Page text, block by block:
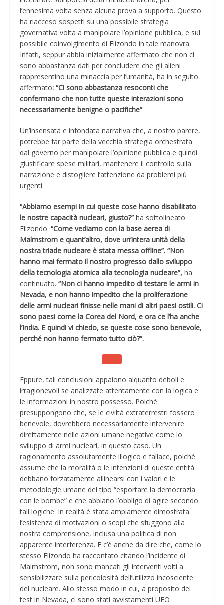
l’ennesima volta senza alcuna prova a supporto. Questo
ha riacceso sospetti su una possibile strategia
governativa volta a manipolare l’opinione pubblica, e sul
possibile coinvolgimento di Elizondo in tale manovra.
Infatti, seppur abbia inizialmente affermato che non ci
sono abbastanza dati per concludere che gli alieni
rappresentino una minaccia per l’umanità, ha in seguito
affermato: “Ci sono abbastanza resoconti che
confermano che non tutte queste interazioni sono
necessariamente benigne o pacifiche”.
Un’insensata e infondata narrativa che, a nostro parere,
potrebbe far parte della vecchia strategia orchestrata
dal governo per manipolare l’opinione pubblica e quindi
giustificare spese militari, mantenere il controllo sulla
narrazione e distogliere l’attenzione da problemi più
urgenti.
“Abbiamo esempi in cui queste cose hanno disabilitato
le nostre capacità nucleari, giusto?”ha sottolineato
Elizondo.“Come vediamo con la base aerea di
Malmstrom e quant’altro, dove un’intera unità della
nostra triade nucleare è stata messa offline”. “Non
hanno mai fermato il nostro progresso dallo sviluppo
della tecnologia atomica alla tecnologia nucleare”, ha
continuato. “Non ci hanno impedito di testare le armi in
Nevada, e non hanno impedito che la proliferazione
delle armi nucleari finisse nelle mani di altri paesi ostili. Ci
sono paesi come la Corea del Nord, e ora ce l’ha anche
l’India. E quindi vi chiedo, se queste cose sono benevole,
perché non hanno fermato tutto ciò?”.
Eppure, tali conclusioni appaiono alquanto deboli e
irragionevoli se analizzate attentamente con la logica e
le informazioni in nostro possesso. Poiché
presuppongono che, se le civiltà extraterrestri fossero
benevole, dovrebbero necessariamente intervenire
direttamente nelle azioni umane negative come lo
sviluppo di armi nucleari, in questo caso. Un
ragionamento assolutamente illogico e fallace, poiché
assume che la moralità o le intenzioni di queste entità
debbano forzatamente allinearsi con i valori e le
metodologie umane del tipo “esportare la democrazia
con le bombe” e che abbiano l’obbligo di agire secondo
tali logiche. In realtà è stata ampiamente dimostrata
l’esistenza di motivazioni o scopi che sfuggono alla
nostra comprensione, inclusa una politica di non
apparente interferenza. E c’è anche da dire che, come lo
stesso Elizondo ha raccontato citando l’incidente di
Malmstrom, non sono mancati gli interventi volti a
sensibilizzare sulla pericolosità dell’utilizzo incosciente
del nucleare. Allo stesso modo in cui, a proposito dei
test in Nevada, ci sono stati avvistamenti UFO